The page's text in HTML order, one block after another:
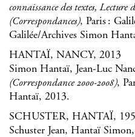
connaissance des textes,
(Correspondances), Paris :
Galilée/Archives Simon
HANTAÏ, NANCY, 2013
Simon Hantaï, Jean-Luc
(Correspondance 2000-2008),
Hantaï, 2013.
SCHUSTER, HANTAÏ,
Schuster Jean, Hantaï